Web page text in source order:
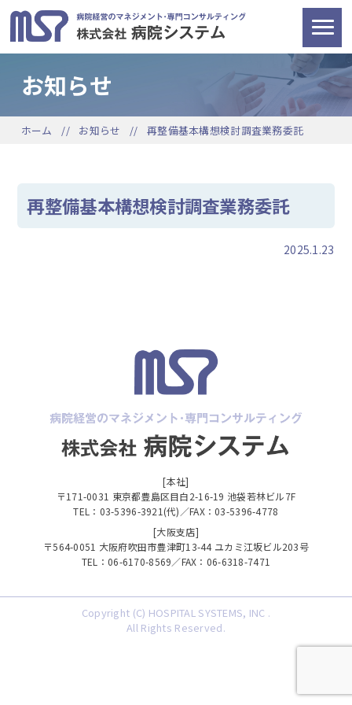
お知らせ
ホーム お知らせ 再整備基本構想検討調査業務委託
再整備基本構想検討調査業務委託
2025.1.23
[本社]
〒171-0031 東京都豊島区目白2-16-19 池袋若林ビル7F
TEL：03-5396-3921(代)／FAX：03-5396-4778
[大阪支店]
〒564-0051 大阪府吹田市豊津町13-44 ユカミ江坂ビル203号
TEL：06-6170-8569／FAX：06-6318-7471
Copyright (C) HOSPITAL SYSTEMS, INC .
All Rights Reserved.